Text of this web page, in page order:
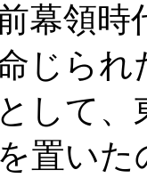
幕領時
じら
して、
置い